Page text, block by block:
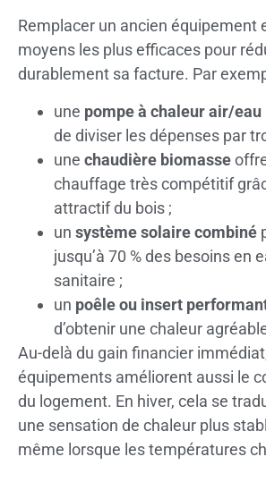
Remplacer un ancien équipement
moyens les plus efficaces pour
durablement sa facture. Par
une pompe à chaleur air/eau
de diviser les dépenses par
une chaudière biomasse
chauffage très compétitif
attractif du bois ;
un système solaire combiné
jusqu’à 70 % des besoins en
sanitaire ;
un poêle ou insert
d’obtenir une chaleur
Au-delà du gain financier
équipements améliorent aussi le
du logement. En hiver, cela se
une sensation de chaleur plus
même lorsque les températures